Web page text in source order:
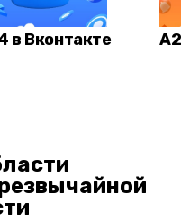
в Вконтакте